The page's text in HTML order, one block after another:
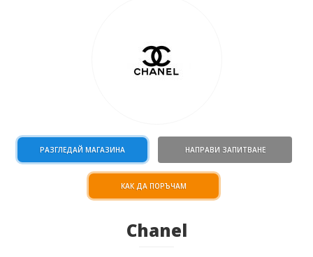
РАЗГЛЕДАЙ МАГАЗИНА НАПРАВИ ЗАПИТВАНЕ
КАК ДА ПОРЪЧАМ
Chanel